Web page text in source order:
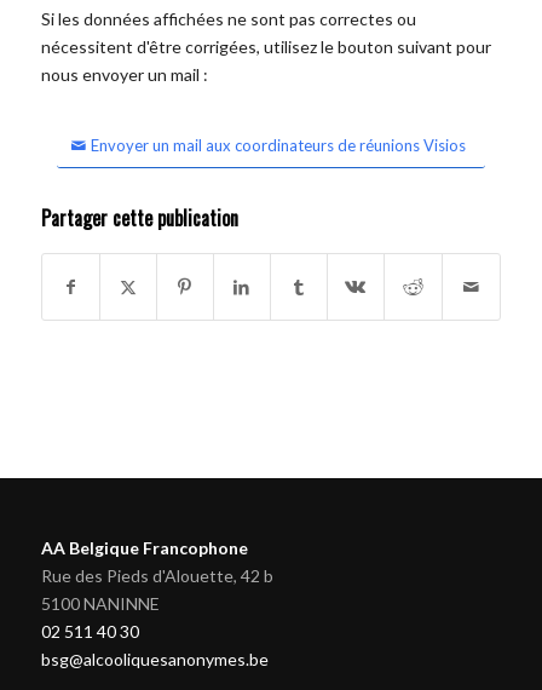
Si les données affichées ne sont pas correctes ou
nécessitent d'être corrigées, utilisez le bouton suivant pour
nous envoyer un mail :
Envoyer un mail aux coordinateurs de réunions Visios
Partager cette publication
AA Belgique Francophone
Rue des Pieds d'Alouette, 42 b
5100 NANINNE
02 511 40 30
bsg@alcooliquesanonymes.be